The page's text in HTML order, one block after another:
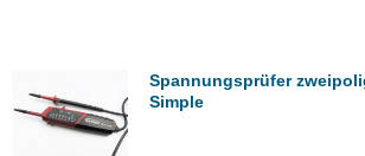
Spannungsprüfer
Simple